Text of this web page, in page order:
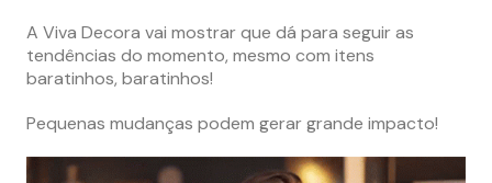
A Viva Decora vai mostrar que dá para seguir as
tendências do momento, mesmo com itens
baratinhos, baratinhos!
Pequenas mudanças podem gerar grande impacto!